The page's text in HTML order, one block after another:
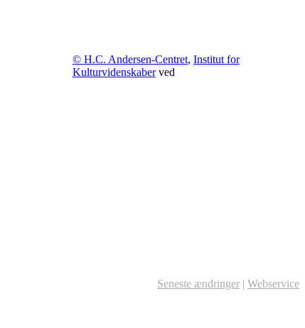
© H.C. Andersen-Centret, Institut for
Kulturvidenskaberved
Seneste ændringer | Webservice